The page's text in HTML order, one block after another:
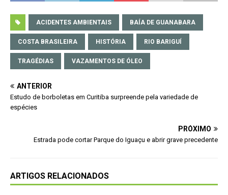
ACIDENTES AMBIENTAIS BAÍA DE GUANABARA
COSTA BRASILEIRA HISTÓRIA RIO BARIGUÍ
TRAGÉDIAS VAZAMENTOS DE ÓLEO
ANTERIOR
Estudo de borboletas em Curitiba surpreende pela variedade de
espécies
PRÓXIMO
Estrada pode cortar Parque do Iguaçu e abrir grave precedente
ARTIGOS RELACIONADOS